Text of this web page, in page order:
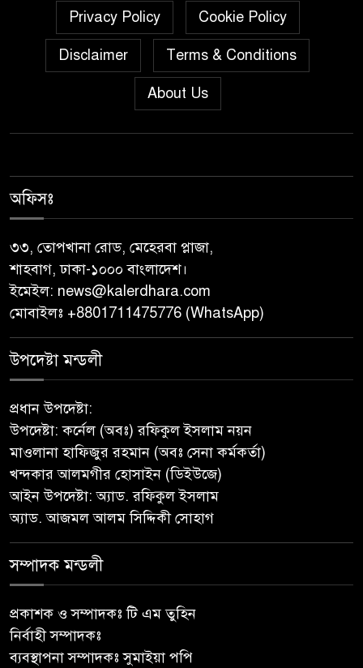
অনশন : থানায় অভিযোগ
‎গৌরনদীতে যথাযোগ্য মর্যাদায়
পালিত হলো ‘০৫ আগস্ট জুলাই
গণঅভ্যুত্থান দিবস ২০২৬’ ‎
বাবুগঞ্জে বাংলাদেশ প্রাথমিক শিক্ষক
সভাপতি, মনোয়ার সম্পাদক
সাভারে টিন কেটে দুঃসাহসিক চুরি,
৫ লাখ ৫০ হাজার টাকার মালামাল
লুটের অভিযোগ
বাবুগঞ্জে পরিস্কার পরিচ্ছন্নতা ও
রক্ষণাবেক্ষণে গুরুত্ব দিচ্ছে উপজেলা
প্রশাসন
মীরগঞ্জে জিওব্যাগ ফেলে বাজার ও
ঘাট রক্ষা প্রকল্পের উদ্বোধন করলেন
ইউএনও
পুনরায় সহকারী অ্যাটর্নি জেনারেল
হিসেবে নিয়োগ পেলেন
নেছারাবাদের কৃতি সন্তান মোহাম্মদ
ছফওয়ান
Privacy Policy Cookie Policy
Disclaimer Terms & Conditions
About Us
অফিসঃ
৩৩, তোপখানা রোড, মেহেরবা প্লাজা,
শাহবাগ, ঢাকা-১০০০ বাংলাদেশ।
ইমেইল: news@kalerdhara.com
মোবাইলঃ +8801711475776 (WhatsApp)
উপদেষ্টা মন্ডলী
প্রধান উপদেষ্টা:
উপদেষ্টা: কর্নেল (অবঃ) রফিকুল ইসলাম নয়ন
মাওলানা হাফিজুর রহমান (অবঃ সেনা কর্মকর্তা)
খন্দকার আলমগীর হোসাইন (ডিইউজে)
আইন উপদেষ্টা: অ্যাড. রফিকুল ইসলাম
অ্যাড. আজমল আলম সিদ্দিকী সোহাগ
সম্পাদক মন্ডলী
প্রকাশক ও সম্পাদকঃ টি এম তুহিন
নির্বাহী সম্পাদকঃ
ব্যবস্থাপনা সম্পাদকঃ সুমাইয়া পপি